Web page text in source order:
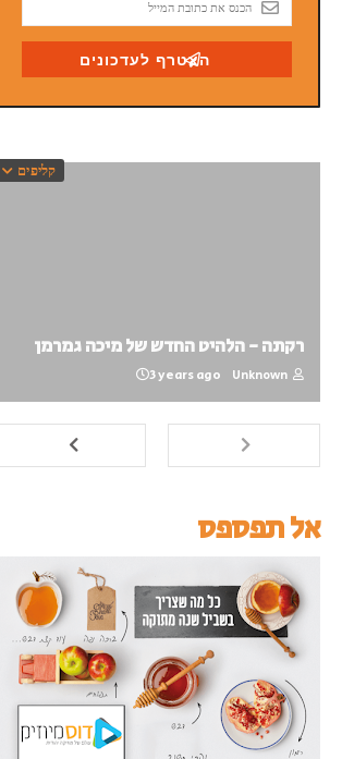
קליפים
רקתה - הלהיט החדש של מיכה גמרמן
Unknown
3 years ago
אל תפספס